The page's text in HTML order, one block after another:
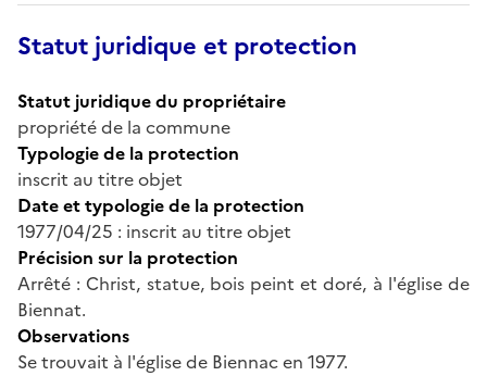
Statut juridique et protection
Statut juridique du propriétaire
propriété de la commune
Typologie de la protection
inscrit au titre objet
Date et typologie de la protection
1977/04/25 : inscrit au titre objet
Précision sur la protection
Arrêté : Christ, statue, bois peint et doré, à l'église de
Biennat.
Observations
Se trouvait à l'église de Biennac en 1977.